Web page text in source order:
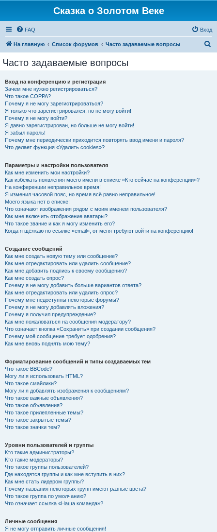
Сказка о Золотом Веке
FAQ Вход
На главную Список форумов Часто задаваемые вопросы
Часто задаваемые вопросы
Вход на конференцию и регистрация
Зачем мне нужно регистрироваться?
Что такое COPPA?
Почему я не могу зарегистрироваться?
Я только что зарегистрировался, но не могу войти!
Почему я не могу войти?
Я давно зарегистрирован, но больше не могу войти!
Я забыл пароль!
Почему мне периодически приходится повторять ввод имени и пароля?
Что делает функция «Удалить cookies»?
Параметры и настройки пользователя
Как мне изменить мои настройки?
Как избежать появления моего имени в списке «Кто сейчас на конференции»?
На конференции неправильное время!
Я изменил часовой пояс, но время всё равно неправильное!
Моего языка нет в списке!
Что означают изображения рядом с моим именем пользователя?
Как мне включить отображение аватары?
Что такое звание и как я могу изменить его?
Когда я щёлкаю по ссылке «email», от меня требуют войти на конференцию!
Создание сообщений
Как мне создать новую тему или сообщение?
Как мне отредактировать или удалить сообщение?
Как мне добавить подпись к своему сообщению?
Как мне создать опрос?
Почему я не могу добавить больше вариантов ответа?
Как мне отредактировать или удалить опрос?
Почему мне недоступны некоторые форумы?
Почему я не могу добавлять вложения?
Почему я получил предупреждение?
Как мне пожаловаться на сообщения модератору?
Что означает кнопка «Сохранить» при создании сообщения?
Почему моё сообщение требует одобрения?
Как мне вновь поднять мою тему?
Форматирование сообщений и типы создаваемых тем
Что такое BBCode?
Могу ли я использовать HTML?
Что такое смайлики?
Могу ли я добавлять изображения к сообщениям?
Что такое важные объявления?
Что такое объявления?
Что такое прилепленные темы?
Что такое закрытые темы?
Что такое значки тем?
Уровни пользователей и группы
Кто такие администраторы?
Кто такие модераторы?
Что такое группы пользователей?
Где находятся группы и как мне вступить в них?
Как мне стать лидером группы?
Почему названия некоторых групп имеют разные цвета?
Что такое группа по умолчанию?
Что означает ссылка «Наша команда»?
Личные сообщения
Я не могу отправить личные сообщения!